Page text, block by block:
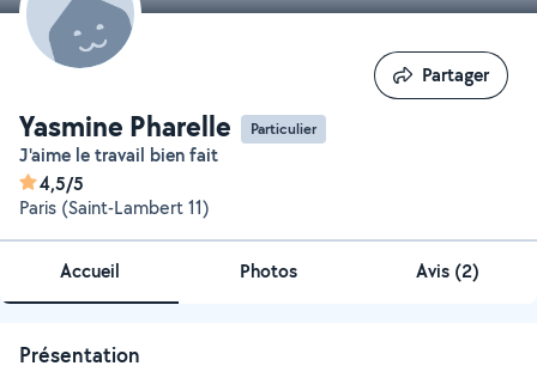
Yasmine Pharelle Particulier
J'aime le travail bien fait
4,5/5
Paris (Saint-Lambert 11)
Partager
Partager
Accueil Photos Avis (2)
Présentation